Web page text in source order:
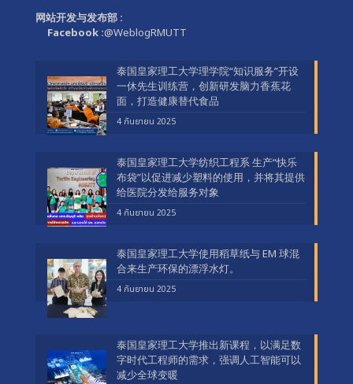
网站开发与发布部 :
Facebook :@WeblogRMUTT
泰国皇家理工大学理学院“知识服务”开设
一休先生训练营，创新研发脑力香蕉花
面，打造健康替代食品
4 กันยายน 2025
泰国皇家理工大学纺织工程系 生产“快乐
布袋”以促进减少塑料的使用，并将其提供
给医院分发给服务对象
4 กันยายน 2025
泰国皇家理工大学使用稻草纸与 EM 球混
合来生产环保的漂浮水灯。
4 กันยายน 2025
泰国皇家理工大学推出新课程，以满足数
字时代工程师的需求，强调人工智能可以
减少全球变暖